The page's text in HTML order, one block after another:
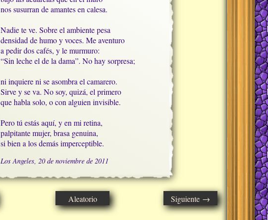
nos susurran de amantes en calesa.
Nadie te ve. Sobre el ambiente pesa
densidad de humo y voces. Me aventuro
a pedir dos cafés, y le murmuro:
“Sin leche el de la dama”. No hay sorpresa;
ni inquiere ni se asombra el camarero.
Sirve y se va. No soy, quizá, el primero
que habla solo, o con alguien invisible.
Pero tú estás aquí, y en mi retina,
palpitante mujer, brasa genuina,
si bien a los demás imperceptible.
Los Angeles, 20 de noviembre de 2011
Aleatorio Siguiente →